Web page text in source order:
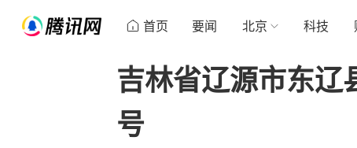
首页 要闻 北京 科技
吉林省辽源市东辽
号